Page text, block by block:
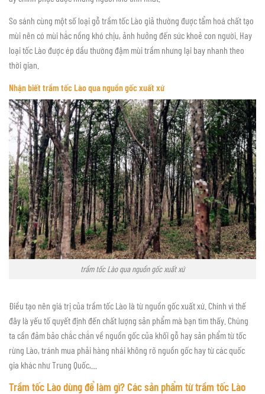
So sánh cùng một số loại gỗ trầm tốc Lào giả thường được tẩm hoá chất tạo
mùi nên có mùi hắc nồng khó chịu, ảnh hưởng đến sức khoẻ con người. Hay
loại tốc Lào được ép dầu thường đậm mùi trầm nhưng lại bay nhanh theo
thời gian.
Nhận biết trầm tốc Lào qua nguồn gốc xuất xứ
trầm tốc Lào qua nguồn gốc xuất xứ
Điều tạo nên giá trị của trầm tốc Lào là từ nguồn gốc xuất xứ. Chính vì thế
đây là yếu tố quyết định đến chất lượng sản phẩm mà bạn tìm thấy. Chúng
ta cần đảm bảo chắc chắn về nguồn gốc của khối gỗ hay sản phẩm từ tốc
rừng Lào, tránh mua phải hàng nhái không rõ nguồn gốc hay từ các quốc
gia khác như Trung Quốc,…
Trầm tốc Lào dùng để làm gì? Các sản phẩm từ trầm tốc Lào